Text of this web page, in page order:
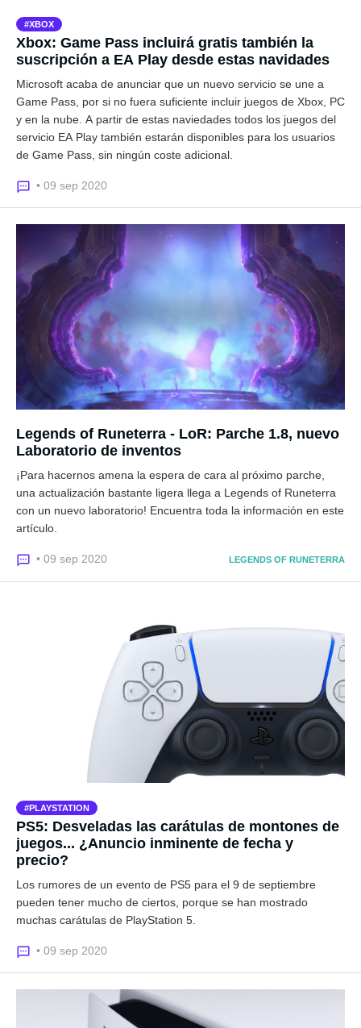
XBOX
Xbox: Game Pass incluirá gratis también la
suscripción a EA Play desde estas navidades
Microsoft acaba de anunciar que un nuevo servicio se une a
Game Pass, por si no fuera suficiente incluir juegos de Xbox, PC
y en la nube. A partir de estas naviedades todos los juegos del
servicio EA Play también estarán disponibles para los usuarios
de Game Pass, sin ningún coste adicional.
• 09 sep 2020
Legends of Runeterra - LoR: Parche 1.8, nuevo
Laboratorio de inventos
¡Para hacernos amena la espera de cara al próximo parche,
una actualización bastante ligera llega a Legends of Runeterra
con un nuevo laboratorio! Encuentra toda la información en este
artículo.
• 09 sep 2020 LEGENDS OF RUNETERRA
PLAYSTATION
PS5: Desveladas las carátulas de montones de
juegos... ¿Anuncio inminente de fecha y
precio?
Los rumores de un evento de PS5 para el 9 de septiembre
pueden tener mucho de ciertos, porque se han mostrado
muchas carátulas de PlayStation 5.
• 09 sep 2020